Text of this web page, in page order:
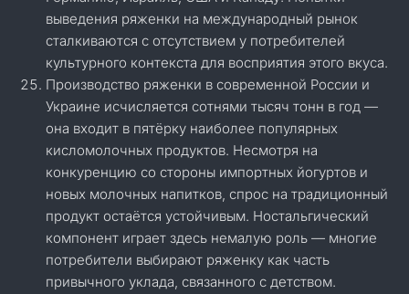
выведения ряженки на международный рынок
сталкиваются с отсутствием у потребителей
культурного контекста для восприятия этого вкуса.
Производство ряженки в современной России и
Украине исчисляется сотнями тысяч тонн в год —
она входит в пятёрку наиболее популярных
кисломолочных продуктов. Несмотря на
конкуренцию со стороны импортных йогуртов и
новых молочных напитков, спрос на традиционный
продукт остаётся устойчивым. Ностальгический
компонент играет здесь немалую роль — многие
потребители выбирают ряженку как часть
привычного уклада, связанного с детством.